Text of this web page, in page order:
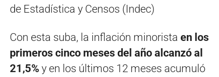
de Estadística y Censos (Indec)
Con esta suba, la inflación minorista en los
primeros cinco meses del año alcanzó al
21,5% y en los últimos 12 meses acumuló